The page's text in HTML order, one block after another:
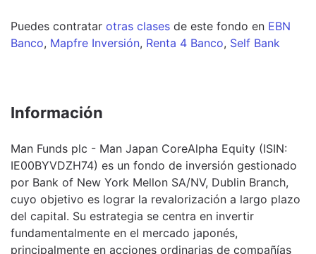
Puedes contratar otras clases de este fondo en EBN
Banco, Mapfre Inversión, Renta 4 Banco, Self Bank
Información
Man Funds plc - Man Japan CoreAlpha Equity (ISIN:
IE00BYVDZH74) es un fondo de inversión gestionado
por Bank of New York Mellon SA/NV, Dublin Branch,
cuyo objetivo es lograr la revalorización a largo plazo
del capital. Su estrategia se centra en invertir
fundamentalmente en el mercado japonés,
principalmente en acciones ordinarias de compañías